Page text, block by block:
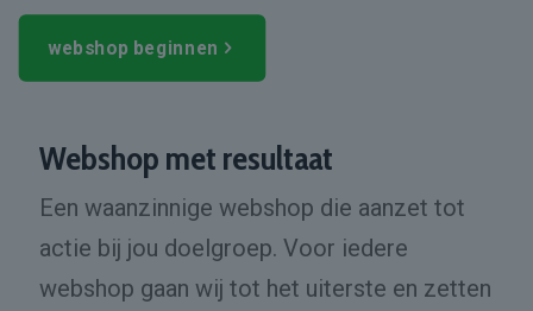
webshop beginnen
Webshop met resultaat
Een waanzinnige webshop die aanzet tot
actie bij jou doelgroep. Voor iedere
webshop gaan wij tot het uiterste en zetten